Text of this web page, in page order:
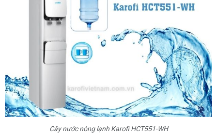
Cây nước nóng lạnh Karofi HCT551-WH